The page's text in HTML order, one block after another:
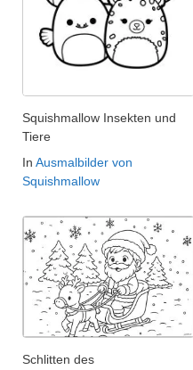
Squishmallow Insekten und
Tiere
In Ausmalbilder von
Squishmallow
Schlitten des